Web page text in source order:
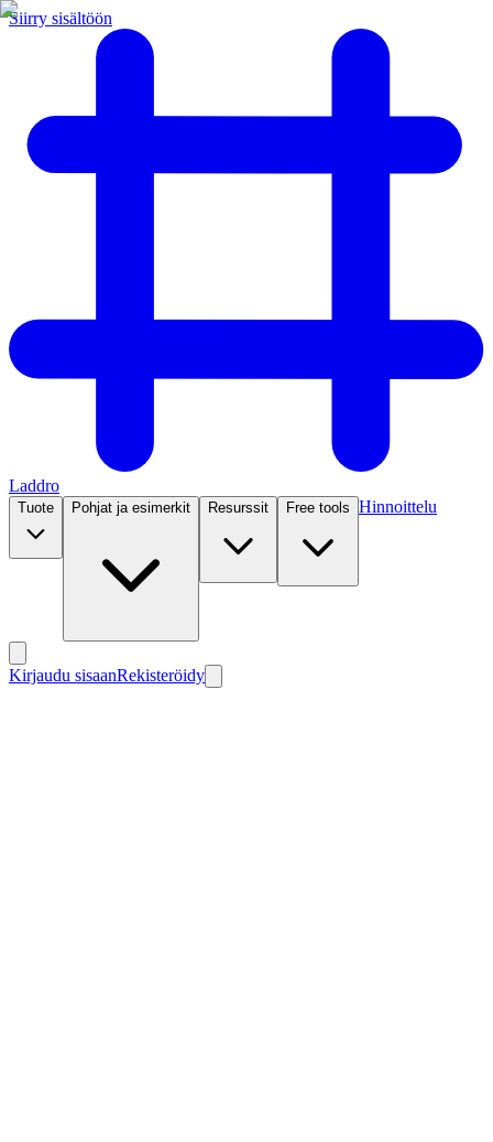
Siirry sisältöön
Laddro
Tuote Pohjat ja esimerkit Resurssit Free tools Hinnoittelu
Kirjaudu sisaanRekisteröidy